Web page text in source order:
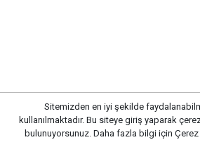
Kırıkkale Belediyesi, Çalılıöz
yenileme çalışmalarını başarıyla
Özellikle ilgili sokakta
Sitemizden en iyi şekilde
kullanılmaktadır. Bu siteye giriş yaparak
bulunuyorsunuz. Daha fazla bilgi için